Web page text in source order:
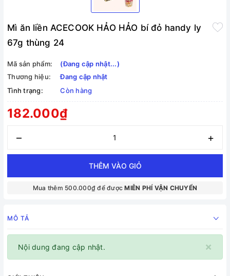
Mì ăn liền ACECOOK HẢO HẢO bí đỏ handy ly
67g thùng 24
Mã sản phẩm:
(Đang cập nhật...)
Thương hiệu:
Đang cập nhật
Tình trạng:
Còn hàng
182.000₫
– +
THÊM VÀO GIỎ
Mua thêm 500.000₫ để đượcMIỄN PHÍ VẬN CHUYỂN
MÔ TẢ
×
Nội dung đang cập nhật.